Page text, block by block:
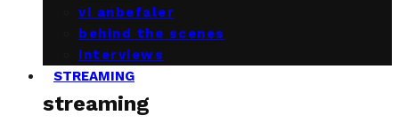
vi anbefaler
behind the scenes
interviews
STREAMING
streaming